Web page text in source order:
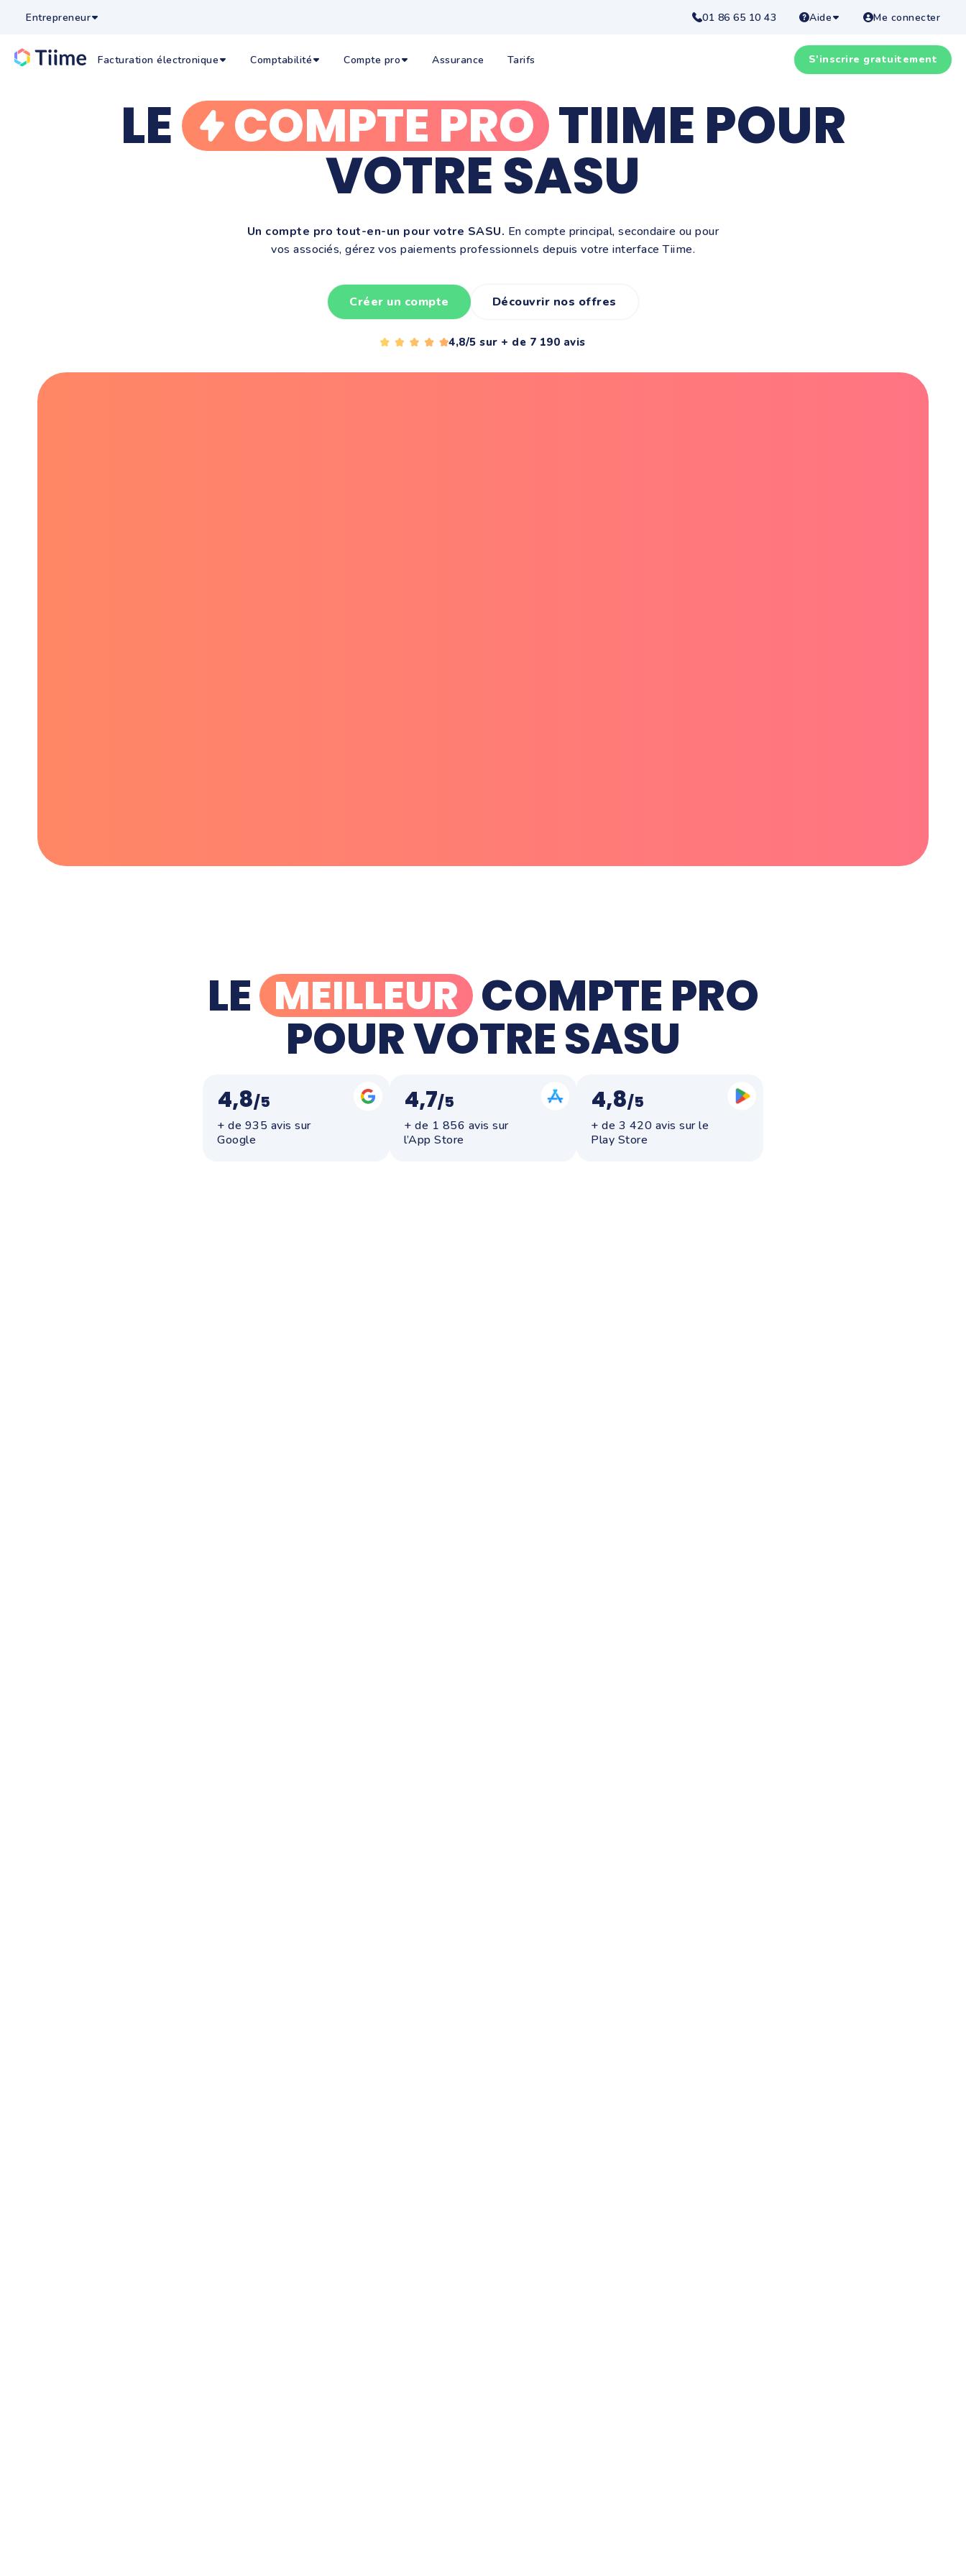
Entrepreneur 01 86 65 10 43 Aide Me connecter
Facturation électronique Comptabilité Compte pro Assurance Tarifs S'inscrire gratuitement
LE COMPTE PRO TIIME POUR
VOTRE SASU
Un compte pro tout-en-un pour votre SASU. En compte principal, secondaire ou pour
vos associés, gérez vos paiements professionnels depuis votre interface Tiime.
Créer un compte Découvrir nos offres
4,8/5 sur + de 7 190 avis
LE MEILLEUR COMPTE PRO
POUR VOTRE SASU
4,8/5
+ de 935 avis sur
Google
4,7/5
+ de 1 856 avis sur
l’App Store
4,8/5
+ de 3 420 avis sur le
Play Store